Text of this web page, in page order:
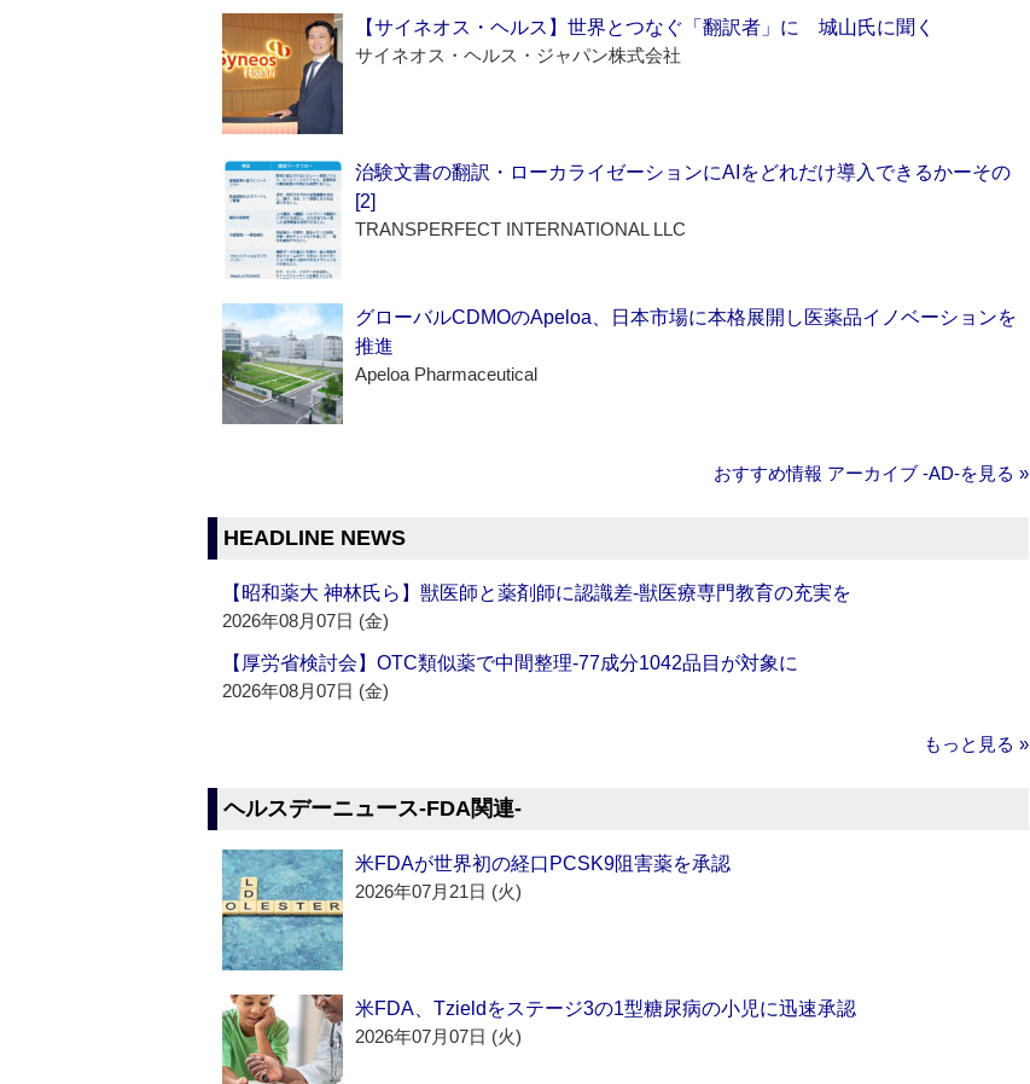
【サイネオス・ヘルス】世界とつなぐ「翻訳者」に 城山氏に聞く
サイネオス・ヘルス・ジャパン株式会社
治験文書の翻訳・ローカライゼーションにAIをどれだけ導入できるかーその
[2]
TRANSPERFECT INTERNATIONAL LLC
グローバルCDMOのApeloa、日本市場に本格展開し医薬品イノベーションを
推進
Apeloa Pharmaceutical
おすすめ情報 アーカイブ ‐AD‐を見る »
HEADLINE NEWS
【昭和薬大 神林氏ら】獣医師と薬剤師に認識差‐獣医療専門教育の充実を
2026年08月07日 (金)
【厚労省検討会】OTC類似薬で中間整理‐77成分1042品目が対象に
2026年08月07日 (金)
もっと見る »
ヘルスデーニュース‐FDA関連‐
米FDAが世界初の経口PCSK9阻害薬を承認
2026年07月21日 (火)
米FDA、Tzieldをステージ3の1型糖尿病の小児に迅速承認
2026年07月07日 (火)